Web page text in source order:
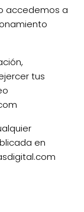
accedemos a
tus
en